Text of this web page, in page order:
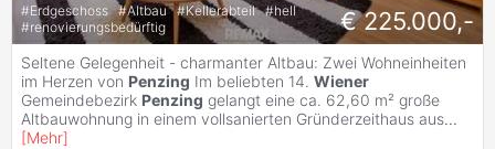
#Erdgeschoss #Altbau #Kellerabteil #hell
#renovierungsbedürftig € 225.000,-
Seltene Gelegenheit - charmanter Altbau: Zwei Wohneinheiten
im Herzen von Penzing Im beliebten 14. Wiener
Gemeindebezirk Penzing gelangt eine ca. 62,60 m² große
Altbauwohnung in einem vollsanierten Gründerzeithaus aus...
[Mehr]